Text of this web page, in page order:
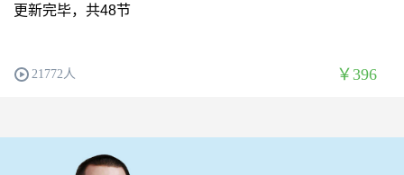
更新完毕，共48节
21772人 ￥396